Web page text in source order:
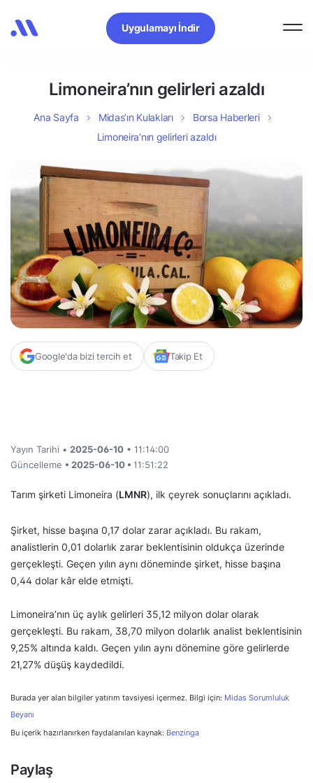
Uygulamayı İndir
Limoneira’nın gelirleri azaldı
Ana Sayfa Midas’ın Kulakları
Borsa Haberleri
Limoneira’nın gelirleri azaldı
Google'da bizi tercih et Takip Et
Yayın Tarihi • 2025-06-10 • 11:14:00
Güncelleme • 2025-06-10 • 11:51:22
Tarım şirketi Limoneira (LMNR), ilk çeyrek sonuçlarını açıkladı.
Şirket, hisse başına 0,17 dolar zarar açıkladı. Bu rakam,
analistlerin 0,01 dolarlık zarar beklentisinin oldukça üzerinde
gerçekleşti. Geçen yılın aynı döneminde şirket, hisse başına
0,44 dolar kâr elde etmişti.
Limoneira’nın üç aylık gelirleri 35,12 milyon dolar olarak
gerçekleşti. Bu rakam, 38,70 milyon dolarlık analist beklentisinin
9,25% altında kaldı. Geçen yılın aynı dönemine göre gelirlerde
21,27% düşüş kaydedildi.
Burada yer alan bilgiler yatırım tavsiyesi içermez. Bilgi için: Midas Sorumluluk
Beyanı
Bu içerik hazırlanırken faydalanılan kaynak: Benzinga
Paylaş